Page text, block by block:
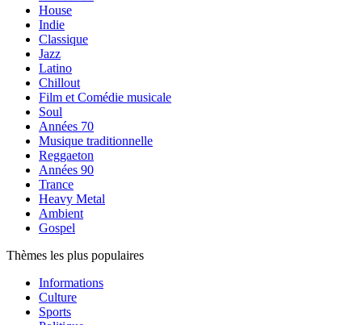
House
Indie
Classique
Jazz
Latino
Chillout
Film et Comédie musicale
Soul
Années 70
Musique traditionnelle
Reggaeton
Années 90
Trance
Heavy Metal
Ambient
Gospel
Thèmes les plus populaires
Informations
Culture
Sports